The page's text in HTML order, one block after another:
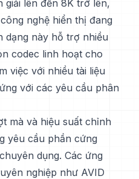
giải lên đến 8K trở lên,
nghệ hiển thị đang
dạng này hỗ trợ nhiều
codec linh hoạt cho
việc với nhiều tài liệu
với các yêu cầu phân
mà và hiệu suất chỉnh
yêu cầu phần cứng
dụng. Các ứng
nghiệp như AVID